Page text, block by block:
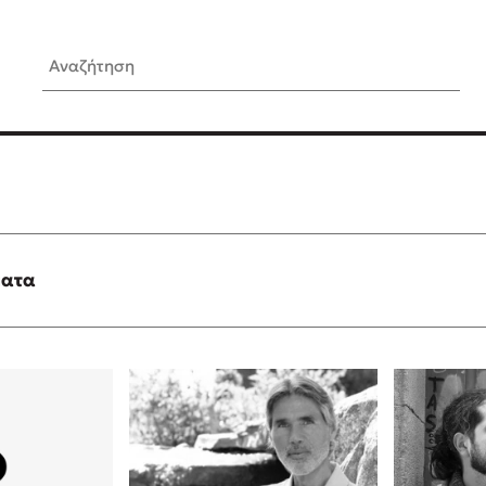
Αναζήτηση
είναι «το πρόβλημα»
αγνοείς
Τι είναι η
Δανάη Δεληγεώργη
Συγχαρητήρια, Πέθανες!